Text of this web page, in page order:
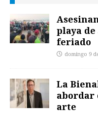
playa
feriado
domingo 9
La
abordar
arte